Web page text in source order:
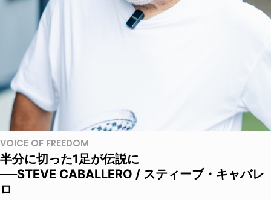
VOICE OF FREEDOM
半分に切った1足が伝説に
──STEVE CABALLERO / スティーブ・キャバレ
ロ